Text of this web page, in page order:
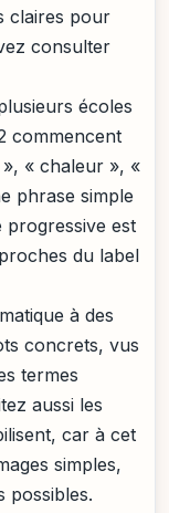
claires pour
consulter
écoles
commencent
« chaleur », «
phrase simple
progressive est
du label
à des
concrets, vus
termes
aussi les
car à cet
simples,
possibles.